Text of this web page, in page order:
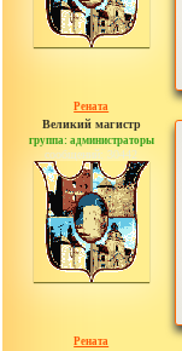
Рената
Великий магистр
группа: администраторы
сообщений: 30442
Рената